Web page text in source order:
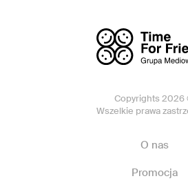
Copyrights 2026
Wszelkie prawa
O nas
Promocja